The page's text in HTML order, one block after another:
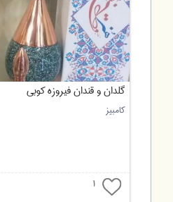
گلدان و قندان فیروزه کوبی
کامبیز
1